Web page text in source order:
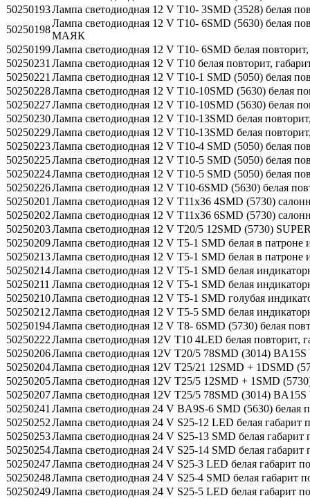
50250193Лампа светодиодная 12 V T10- 3SMD (3528) белая
50250198
Лампа светодиодная 12 V T10- 6SMD (5630) белая
МАЯК
50250199Лампа светодиодная 12 V T10- 6SMD белая
50250231 Лампа светодиодная 12 V T10 белая повторит,
50250221 Лампа светодиодная 12 V T10-1 SMD (5050) белая
50250228Лампа светодиодная 12 V T10-10SMD (5630) белая
50250227Лампа светодиодная 12 V T10-10SMD (5630) белая
50250230Лампа светодиодная 12 V T10-13SMD белая
50250229Лампа светодиодная 12 V T10-13SMD белая
50250223Лампа светодиодная 12 V T10-4 SMD (5050) белая
50250225Лампа светодиодная 12 V T10-5 SMD (5050) белая
50250224Лампа светодиодная 12 V T10-5 SMD (5050) белая
50250226Лампа светодиодная 12 V T10-6SMD (5630) белая
50250201 Лампа светодиодная 12 V T11x36 4SMD (5730)
50250202Лампа светодиодная 12 V T11x36 6SMD (5730)
50250203Лампа светодиодная 12 V T20/5 12SMD (5730)
50250209Лампа светодиодная 12 V T5-1 SMD белая в
50250213Лампа светодиодная 12 V T5-1 SMD белая в
50250214Лампа светодиодная 12 V T5-1 SMD белая
50250211 Лампа светодиодная 12 V T5-1 SMD белая
50250210Лампа светодиодная 12 V T5-1 SMD голубая
50250212Лампа светодиодная 12 V T5-5 SMD белая
50250194Лампа светодиодная 12 V T8- 6SMD (5730) белая
50250222Лампа светодиодная 12V T10 4LED белая
50250206Лампа светодиодная 12V T20/5 78SMD (3014)
50250204Лампа светодиодная 12V T25/21 12SMD + 1DSMD
50250205Лампа светодиодная 12V T25/5 12SMD + 1SMD
50250207Лампа светодиодная 12V T25/5 78SMD (3014)
50250241 Лампа светодиодная 24 V BA9S-6 SMD (5630)
50250252Лампа светодиодная 24 V S25-12 LED белая
50250253Лампа светодиодная 24 V S25-13 SMD белая
50250254Лампа светодиодная 24 V S25-14 SMD белая
50250247Лампа светодиодная 24 V S25-3 LED белая габарит
50250248Лампа светодиодная 24 V S25-4 SMD белая габарит
50250249Лампа светодиодная 24 V S25-5 LED белая габарит